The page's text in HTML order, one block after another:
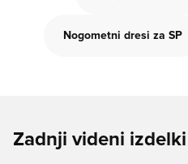
Nogometni dresi za SP
Zadnji videni izdelki